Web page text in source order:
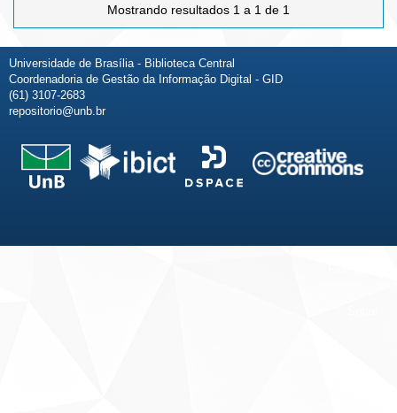
Mostrando resultados 1 a 1 de 1
Universidade de Brasília - Biblioteca Central
Coordenadoria de Gestão da Informação Digital - GID
(61) 3107-2683
repositorio@unb.br